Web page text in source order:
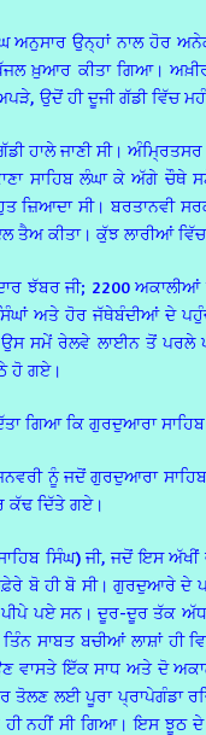
ਅਨੁਸਾਰ ਉਨ੍ਹਾਂ ਨਾਲ ਹੋਰ
ਖ਼ੁਆਰ ਕੀਤਾ ਗਿਆ।
ਉਦੋਂ ਹੀ ਦੂਜੀ ਗੱਡੀ ਵਿੱਚ
ਹਾਲੇ ਜਾਣੀ ਸੀ।
ਸਾਹਿਬ ਲੰਘਾ ਕੇ ਅੱਗੇ ਚੌਥੇ
ਜ਼ਿਆਦਾ ਸੀ। ਬਰਤਾਨਵੀ
ਤੈਅ ਕੀਤਾ। ਕੁੱਝ ਲਾਰੀਆਂ
ਝੱਬਰ ਜੀ; 2200
ਸਿੰਘਾਂ ਅਤੇ ਹੋਰ ਜੱਥੇਬੰਦੀਆਂ ਦੇ
ਸਮੇਂ ਰੇਲਵੇ ਲਾਈਨ ਤੋਂ ਪਰਲੇ
ਹੋ ਗਏ।
ਗਿਆ ਕਿ ਗੁਰਦੁਆਰਾ
ਨੂੰ ਜਦੋਂ ਗੁਰਦੁਆਰਾ
ਕੱਢ ਦਿੱਤੇ ਗਏ।
ਸਾਹਿਬ ਸਿੰਘ) ਜੀ, ਜਦੋਂ ਇਸ
ਬੋ ਹੀ ਬੋ ਸੀ। ਗੁਰਦੁਆਰੇ ਦੇ
ਪਏ ਸਨ। ਦੂਰ-ਦੂਰ ਤੱਕ
ਤਿੰਨ ਸਾਬਤ ਬਚੀਆਂ ਲਾਸ਼ਾਂ
ਵਾਸਤੇ ਇੱਕ ਸਾਧ ਅਤੇ ਦੋ
ਤੋਲਣ ਲਈ ਪੂਰਾ ਪ੍ਰਾਪੇਗੰਡਾ
ਹੀ ਨਹੀਂ ਸੀ ਗਿਆ। ਇਸ ਝੂਠ